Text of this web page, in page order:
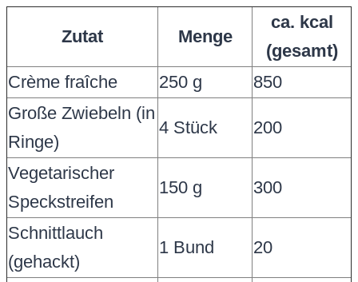
Zutat Menge
ca. kcal
(gesamt)
Crème fraîche
250 g
850
Große Zwiebeln (in
Ringe)
4 Stück 200
Vegetarischer
Speckstreifen
150 g 300
Schnittlauch
(gehackt)
1 Bund 20